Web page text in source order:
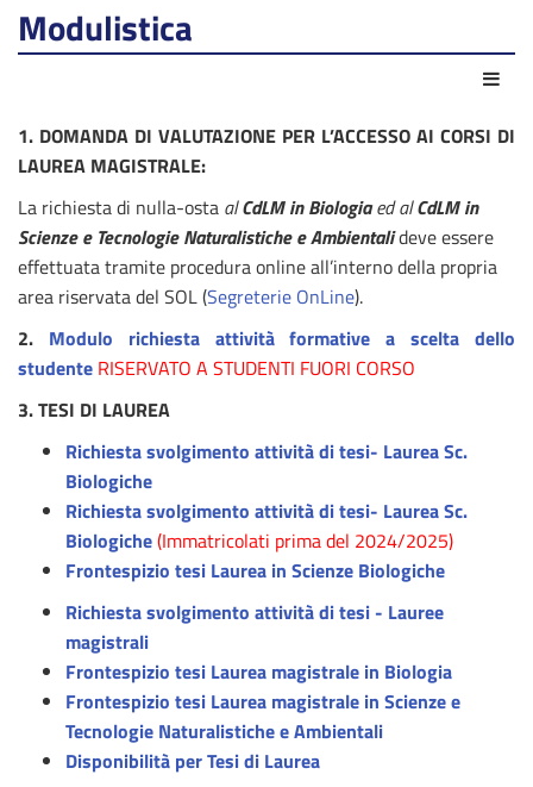
Modulistica
1. DOMANDA DI VALUTAZIONE PER L’ACCESSO AI CORSI DI
LAUREA MAGISTRALE:
La richiesta di nulla-osta alCdLM in Biologiaed alCdLM in
Scienze e Tecnologie Naturalistiche e Ambientalideve essere
effettuata tramite procedura online all’interno della propria
area riservata del SOL (Segreterie OnLine).
2. Modulo richiesta attività formative a scelta dello
studente RISERVATO A STUDENTI FUORI CORSO
3. TESI DI LAUREA
Richiesta svolgimento attività di tesi- Laurea Sc.
Biologiche
Richiesta svolgimento attività di tesi- Laurea Sc.
Biologiche(Immatricolati prima del 2024/2025)
Frontespizio tesi Laurea in Scienze Biologiche
Richiesta svolgimento attività di tesi - Lauree
magistrali
Frontespizio tesi Laurea magistrale in Biologia
Frontespizio tesi Laurea magistrale in Scienze e
Tecnologie Naturalistiche e Ambientali
Disponibilità per Tesi di Laurea